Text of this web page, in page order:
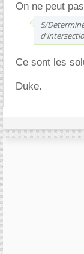
On ne peut
5/
Ce sont les
Duke.